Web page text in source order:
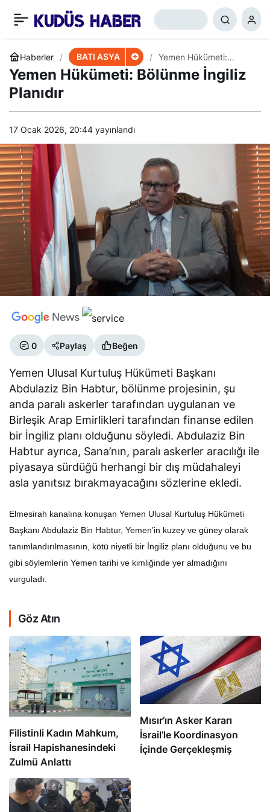
Haberler BATI ASYA
Yemen Hükümeti:
Bölünme İngiliz Planıdır
Yemen Hükümeti: Bölünme İngiliz
Planıdır
17 Ocak 2026, 20:44 yayınlandı
0 Paylaş Beğen
Yemen Ulusal Kurtuluş Hükümeti Başkanı
Abdulaziz Bin Habtur, bölünme projesinin, şu
anda paralı askerler tarafından uygulanan ve
Birleşik Arap Emirlikleri tarafından finanse edilen
bir İngiliz planı olduğunu söyledi. Abdulaziz Bin
Habtur ayrıca, Sana’nın, paralı askerler aracılığı ile
piyasaya sürdüğü herhangi bir dış müdahaleyi
asla yanıtsız bırakmayacağını sözlerine ekledi.
Elmesirah kanalına konuşan Yemen Ulusal Kurtuluş Hükümeti
Başkanı Abdulaziz Bin Habtur, Yemen’in kuzey ve güney olarak
tanımlandırılmasının, kötü niyetli bir İngiliz planı olduğunu ve bu
gibi söylemlerin Yemen tarihi ve kimliğinde yer almadığını
vurguladı.
Göz Atın
Filistinli Kadın Mahkum,
İsrail Hapishanesindeki
Zulmü Anlattı
Mısır’ın Asker Kararı
İsrail’le Koordinasyon
İçinde Gerçekleşmiş
Biden’ın Irak Kararına
Tepki
+ 0 Paylaş